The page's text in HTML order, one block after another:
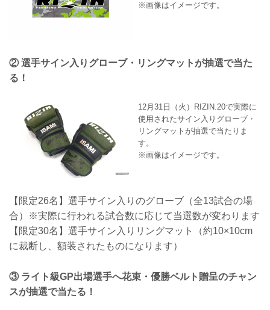
※画像はイメージです。
② 選手サイン入りグローブ・リングマットが抽選で当た
る！
12月31日（火）RIZIN.20で実際に
使用されたサイン入りグローブ・
リングマットが抽選で当たりま
す。
※画像はイメージです。
【限定26名】選手サイン入りのグローブ（全13試合の場
合）※実際に行われる試合数に応じて当選数が変わります
【限定30名】選手サイン入りリングマット（約10×10cm
に裁断し、額装されたものになります）
③ ライト級GP出場選手へ花束・優勝ベルト贈呈のチャン
スが抽選で当たる！